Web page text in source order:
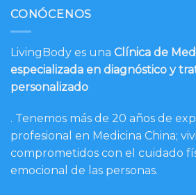
CONÓCENOS
LivingBody es una Clínica de
especializada en diagnóstico y
personalizado
. Tenemos más de 20 años de
profesional en Medicina China;
comprometidos con el cuidado
emocional de las personas.